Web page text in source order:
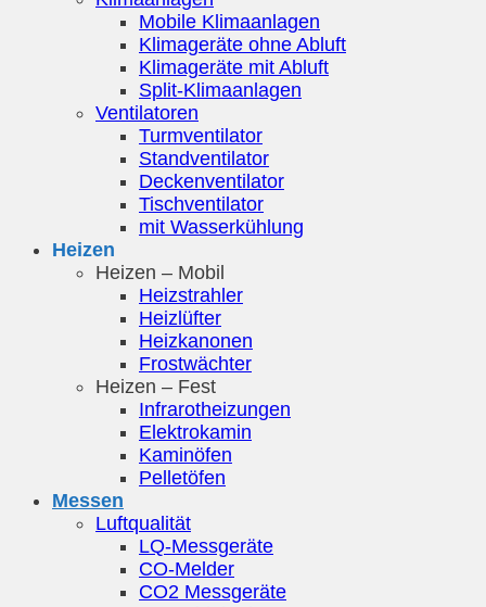
Mobile Klimaanlagen
Klimageräte ohne Abluft
Klimageräte mit Abluft
Split-Klimaanlagen
Ventilatoren
Turmventilator
Standventilator
Deckenventilator
Tischventilator
mit Wasserkühlung
Heizen
Heizen – Mobil
Heizstrahler
Heizlüfter
Heizkanonen
Frostwächter
Heizen – Fest
Infrarotheizungen
Elektrokamin
Kaminöfen
Pelletöfen
Messen
Luftqualität
LQ-Messgeräte
CO-Melder
CO2 Messgeräte